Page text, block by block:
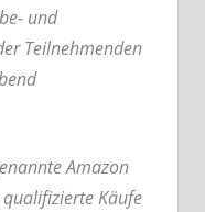
und
Teilnehmenden
Amazon
Käufe